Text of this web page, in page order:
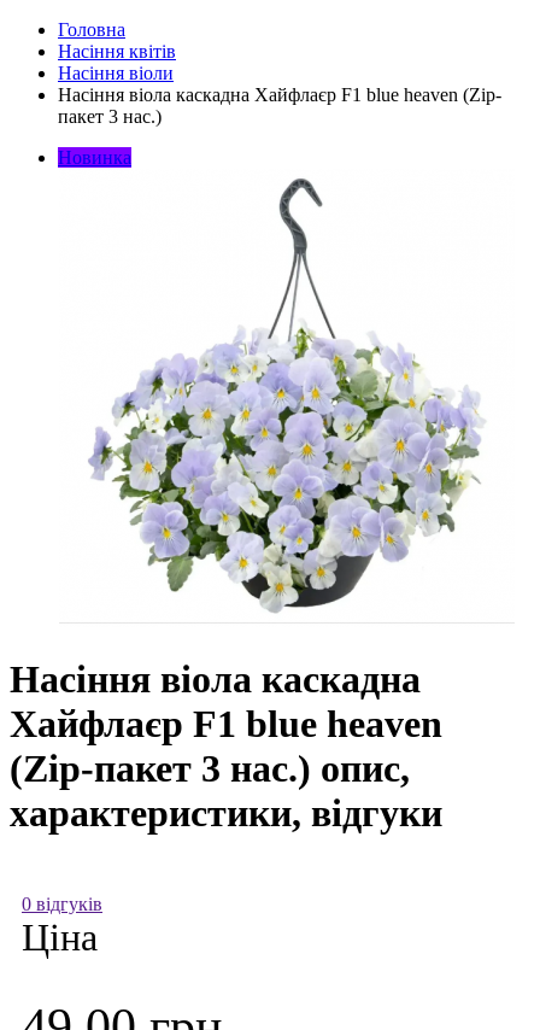
Головна
Насіння квітів
Насіння віоли
Насіння віола каскадна Хайфлаєр F1 blue heaven (Zip-
пакет 3 нас.)
Новинка
Насіння віола каскадна
Хайфлаєр F1 blue heaven
(Zip-пакет 3 нас.) опис,
характеристики, відгуки
0 відгуків
Ціна